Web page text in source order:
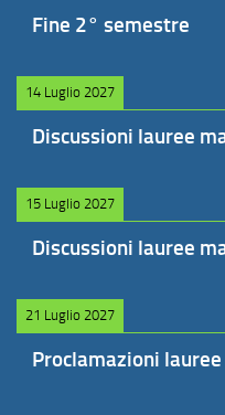
Fine 2° semestre
14 Luglio 2027
Discussioni lauree
15 Luglio 2027
Discussioni lauree
21 Luglio 2027
Proclamazioni